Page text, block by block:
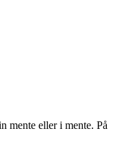
mente eller i mente. På